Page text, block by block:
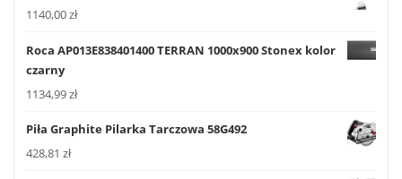
1140,00zł
Roca AP013E838401400 TERRAN 1000x900 Stonex kolor
czarny
1134,99zł
Piła Graphite Pilarka Tarczowa 58G492
428,81 zł